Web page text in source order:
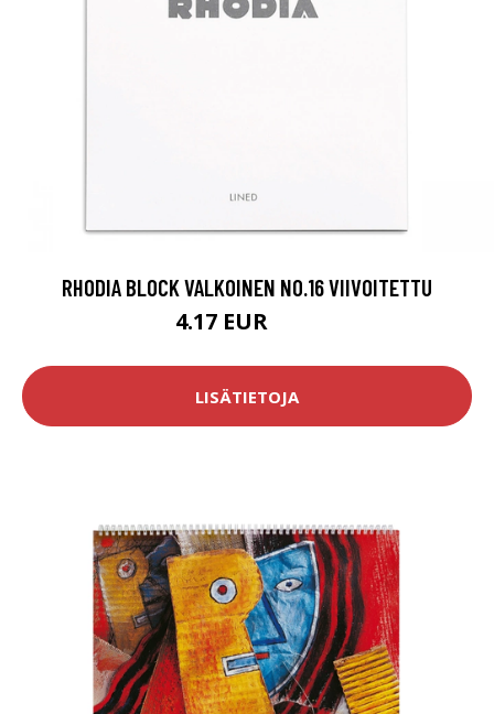
RHODIA BLOCK VALKOINEN NO.16 VIIVOITETTU
4.17 EUR
LISÄTIETOJA